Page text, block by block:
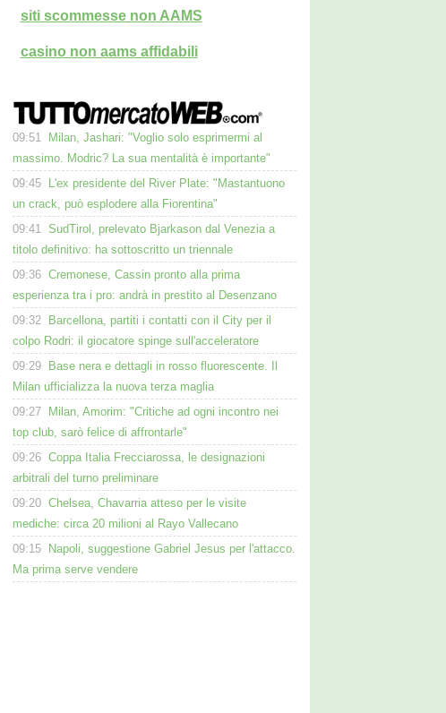
siti scommesse non AAMS
casino non aams affidabili
09:51
Milan, Jashari: "Voglio solo esprimermi al
massimo. Modric? La sua mentalità è importante"
09:45
L'ex presidente del River Plate: "Mastantuono
un crack, può esplodere alla Fiorentina"
09:41 SudTirol, prelevato Bjarkason dal Venezia a
titolo definitivo: ha sottoscritto un triennale
09:36 Cremonese, Cassin pronto alla prima
esperienza tra i pro: andrà in prestito al Desenzano
09:32
Barcellona, partiti i contatti con il City per il
colpo Rodri: il giocatore spinge sull'acceleratore
09:29
Base nera e dettagli in rosso fluorescente. Il
Milan ufficializza la nuova terza maglia
09:27
Milan, Amorim: "Critiche ad ogni incontro nei
top club, sarò felice di affrontarle"
09:26 Coppa Italia Frecciarossa, le designazioni
arbitrali del turno preliminare
09:20 Chelsea, Chavarria atteso per le visite
mediche: circa 20 milioni al Rayo Vallecano
09:15
Napoli, suggestione Gabriel Jesus per l'attacco.
Ma prima serve vendere